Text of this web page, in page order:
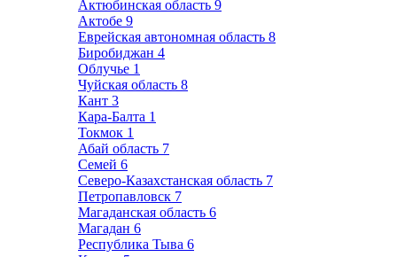
Актюбинская область 9
Актобе 9
Еврейская автономная область 8
Биробиджан 4
Облучье 1
Чуйская область 8
Кант 3
Кара-Балта 1
Токмок 1
Абай область 7
Семей 6
Северо-Казахстанская область 7
Петропавловск 7
Магаданская область 6
Магадан 6
Республика Тыва 6